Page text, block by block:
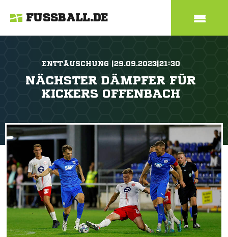
FUSSBALL.DE
ENTTÄUSCHUNG |29.09.2023|21:30
NÄCHSTER DÄMPFER FÜR
KICKERS OFFENBACH